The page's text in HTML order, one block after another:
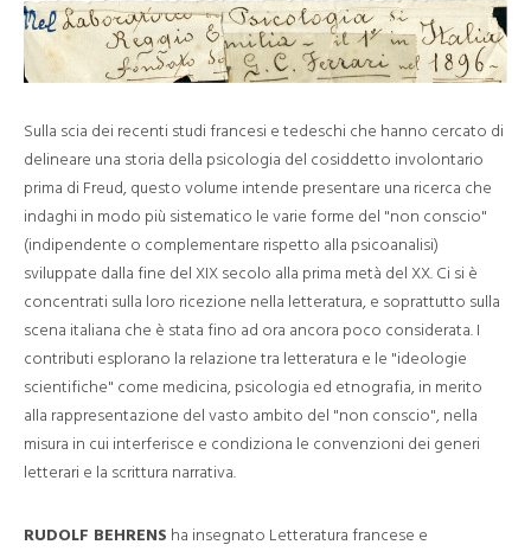
Sulla scia dei recenti studi francesi e tedeschi che hanno cercato di
delineare una storia della psicologia del cosiddetto involontario
prima di Freud, questo volume intende presentare una ricerca che
indaghi in modo più sistematico le varie forme del "non conscio"
(indipendente o complementare rispetto alla psicoanalisi)
sviluppate dalla fine del XIX secolo alla prima metà del XX. Ci si è
concentrati sulla loro ricezione nella letteratura, e soprattutto sulla
scena italiana che è stata fino ad ora ancora poco considerata. I
contributi esplorano la relazione tra letteratura e le "ideologie
scientifiche" come medicina, psicologia ed etnografia, in merito
alla rappresentazione del vasto ambito del "non conscio", nella
misura in cui interferisce e condiziona le convenzioni dei generi
letterari e la scrittura narrativa.
RUDOLF BEHRENS ha insegnato Letteratura francese e